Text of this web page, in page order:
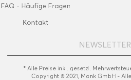
FAQ - Häufige Fragen
Kontakt
NEWSLETTER
* Alle Preise inkl. gesetzl.
Copyright © 2021, Mank GmbH -